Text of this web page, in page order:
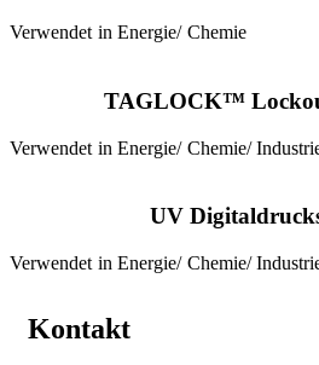
Verwendet in Energie/ Chemie
TAGLOCK™
Verwendet in Energie/ Chemie/
UV
Verwendet in Energie/ Chemie/
Kontakt